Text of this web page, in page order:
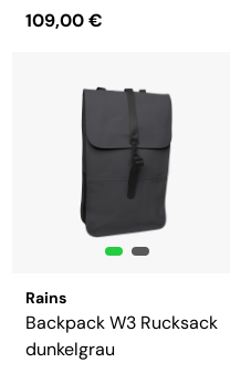
109,00 €
Rains
Backpack W3 Rucksack
dunkelgrau